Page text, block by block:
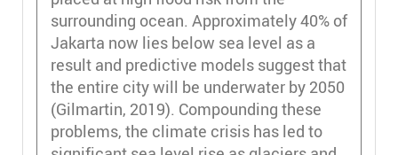
surrounding ocean. Approximately 40% of
Jakarta now lies below sea level as a
result and predictive models suggest that
the entire city will be underwater by 2050
(Gilmartin, 2019). Compounding these
problems, the climate crisis has led to